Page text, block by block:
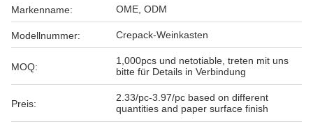
Markenname: OME, ODM
Modellnummer: Crepack-Weinkasten
MOQ:
1,000pcs und netotiable, treten mit uns
bitte für Details in Verbindung
Preis:
2.33/pc-3.97/pc based on different
quantities and paper surface finish